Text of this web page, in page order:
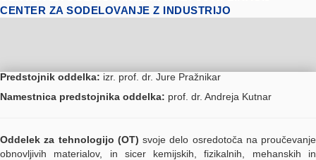
CENTER ZA SODELOVANJE Z INDUSTRIJO
Predstojnik oddelka: izr. prof. dr. Jure Pražnikar
Namestnica predstojnika oddelka: prof. dr. Andreja Kutnar
Oddelek za tehnologijo (OT) svoje delo osredotoča na proučevanje
obnovljivih materialov, in sicer kemijskih, fizikalnih, mehanskih in